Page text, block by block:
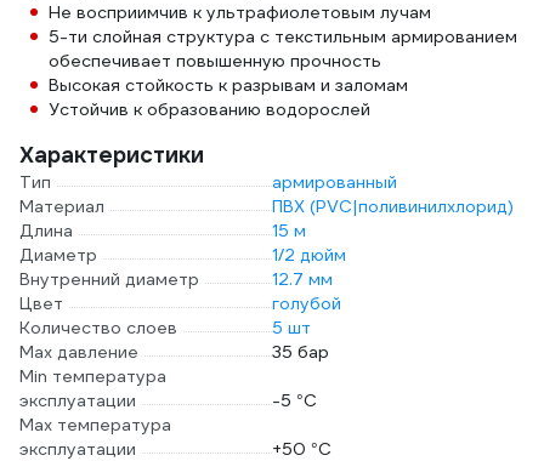
Не восприимчив к ультрафиолетовым лучам
5-ти слойная структура с текстильным армированием
обеспечивает повышенную прочность
Высокая стойкость к разрывам и заломам
Устойчив к образованию водорослей
Характеристики
Тип
армированный
Материал
ПВХ (PVC|поливинилхлорид)
Длина
15 м
Диаметр
1/2 дюйм
Внутренний диаметр
12.7 мм
Цвет
голубой
Количество слоев
5 шт
Max давление
35 бар
Min температура
эксплуатации
-5 °С
Мах температура
эксплуатации
+50 °С